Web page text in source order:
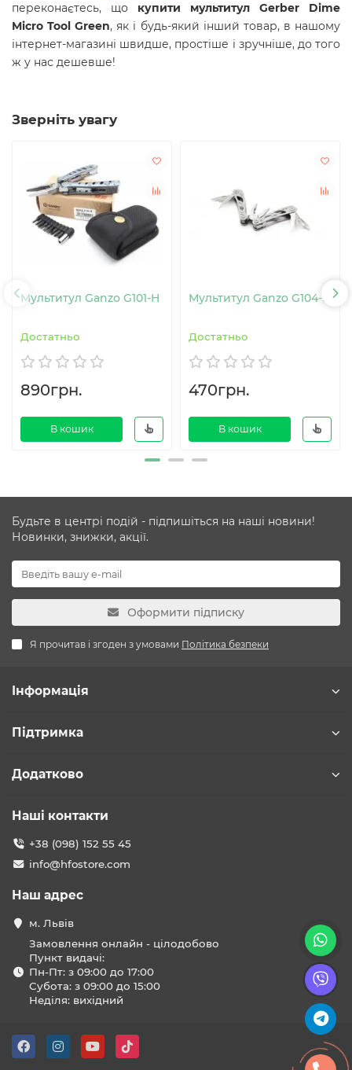
переконаєтесь, що купити мультитул Gerber Dime
Micro Tool Green, як і будь-який інший товар, в нашому
інтернет-магазині швидше, простіше і зручніше, до того
ж у нас дешевше!
Зверніть увагу
Мультитул Ganzo G101-H
Достатньо
890грн.
В кошик
Мультитул Ganzo G104-S
Достатньо
470грн.
В кошик
Будьте в центрі подій - підпишіться на наші новини!
Новинки, знижки, акції.
Оформити підписку
Я прочитав і згоден з умовами Політика безпеки
Інформація
Підтримка
Додатково
Наші контакти
+38 (098) 152 55 45
info@hfostore.com
Наш адрес
м. Львів
Замовлення онлайн - цілодобово
Пункт видачі:
Пн-Пт: з 09:00 до 17:00
Субота: з 09:00 до 15:00
Неділя: вихідний